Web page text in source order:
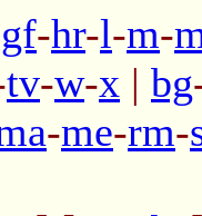
gf-hr-l-m-
tv-w-x | bg
-me-rm-